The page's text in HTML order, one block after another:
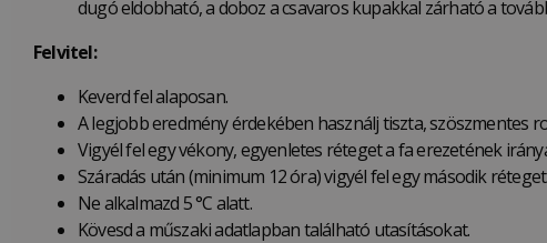
dugó eldobható, a doboz a csavaros kupakkal zárható a
Felvitel:
Keverd fel alaposan.
A legjobb eredmény érdekében használj tiszta, szöszmentes
Vigyél fel egy vékony, egyenletes réteget a fa erezetének
Száradás után (minimum 12 óra) vigyél fel egy második réteget.
Ne alkalmazd 5 °C alatt.
Kövesd a műszaki adatlapban található utasításokat.